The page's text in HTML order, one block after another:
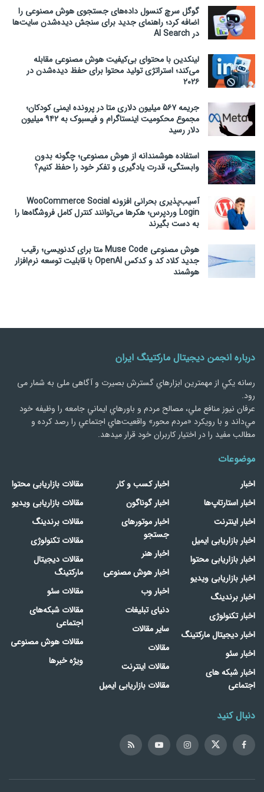
گوگل سرچ کنسول داده‌های جستجوی هوش مصنوعی را
اضافه کرد؛ راهنمای جدید برای سنجش دیده‌شدن سایت‌ها
در AI Search
لینکدین با محتوای بی‌کیفیت هوش مصنوعی مقابله
می‌کند؛ استراتژی تولید محتوا برای حفظ دیده‌شدن در
۲۰۲۶
جریمه ۵۶۷ میلیون دلاری متا در پرونده ایمنی کودکان؛
مجموع محکومیت اینستاگرام و فیسبوک به ۹۴۲ میلیون
دلار رسید
استفاده هوشمندانه از هوش مصنوعی؛ چگونه بدون
وابستگی، قدرت یادگیری و تفکر خود را حفظ کنیم؟
آسیب‌پذیری بحرانی افزونه WooCommerce Social
Login وردپرس؛ هکرها می‌توانند کنترل کامل فروشگاه‌ها را
به دست بگیرند
هوش مصنوعی Muse Code متا برای کدنویسی؛ رقیب
جدید کلاد کد و کدکس OpenAI با قابلیت توسعه نرم‌افزار
هوشمند
درباره انجمن دیجیتال مارکتینگ ایران
رسانه يكي از مهمترین ابزارهاي گسترش بصیرت و آگاهی ملی به شمار می
رود.
عرفان نیوز منافع ملي، مصالح مردم و باورهاي ايماني جامعه را وظيفه خود
مي‌داند و با رويكرد «مردم‌ محور» واقعيت‌هاي اجتماعي را رصد کرده و
مطالب مفید را در اختیار کاربران خود قرار میدهد.
موضوعات
اخبار
اخبار استارتاپ‌ها
اخبار اینترنت
اخبار بازاریابی ایمیل
اخبار بازاریابی محتوا
اخبار بازاریابی ویدیو
اخبار برندینگ
اخبار تکنولوژی
اخبار دیجیتال مارکتینگ
اخبار سئو
اخبار شبکه های
اجتماعی
اخبار کسب و کار
اخبار گوناگون
اخبار موتورهای
جستجو
اخبار هنر
اخبار هوش مصنوعی
اخبار وب
دنیای تبلیغات
سایر مقالات
مقالات
مقالات اینترنت
مقالات بازاریابی ایمیل
مقالات بازاریابی محتوا
مقالات بازاریابی ویدیو
مقالات برندینگ
مقالات تکنولوژی
مقالات دیجیتال
مارکتینگ
مقالات سئو
مقالات شبکه‌های
اجتماعی
مقالات هوش مصنوعی
ویژه خبرها
دنبال کنید